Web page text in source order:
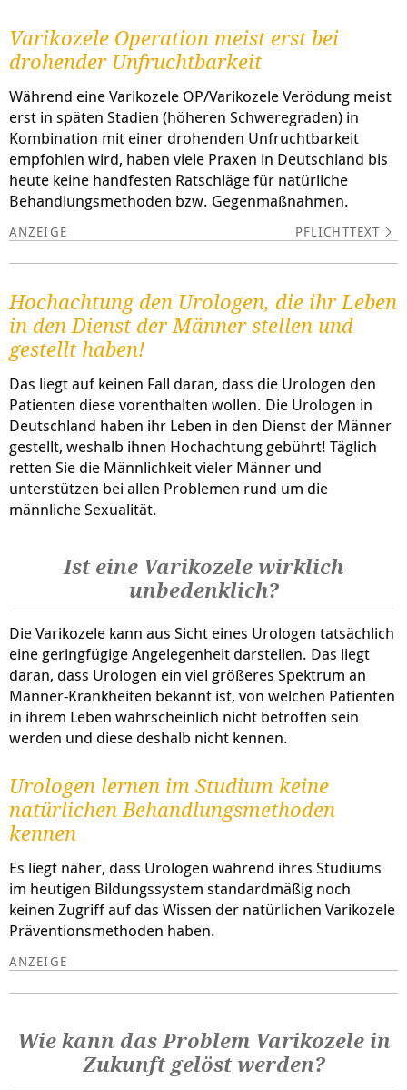
Varikozele Operation meist erst bei
drohender Unfruchtbarkeit
Während eine Varikozele OP/Varikozele Verödung meist
erst in späten Stadien (höheren Schweregraden) in
Kombination mit einer drohenden Unfruchtbarkeit
empfohlen wird, haben viele Praxen in Deutschland bis
heute keine handfesten Ratschläge für natürliche
Behandlungsmethoden bzw. Gegenmaßnahmen.
PFLICHTTEXT
Hochachtung den Urologen, die ihr Leben
in den Dienst der Männer stellen und
gestellt haben!
Das liegt auf keinen Fall daran, dass die Urologen den
Patienten diese vorenthalten wollen. Die Urologen in
Deutschland haben ihr Leben in den Dienst der Männer
gestellt, weshalb ihnen Hochachtung gebührt! Täglich
retten Sie die Männlichkeit vieler Männer und
unterstützen bei allen Problemen rund um die
männliche Sexualität.
Ist eine Varikozele wirklich
unbedenklich?
Die Varikozele kann aus Sicht eines Urologen tatsächlich
eine geringfügige Angelegenheit darstellen. Das liegt
daran, dass Urologen ein viel größeres Spektrum an
Männer-Krankheiten bekannt ist, von welchen Patienten
in ihrem Leben wahrscheinlich nicht betroffen sein
werden und diese deshalb nicht kennen.
Urologen lernen im Studium keine
natürlichen Behandlungsmethoden
kennen
Es liegt näher, dass Urologen während ihres Studiums
im heutigen Bildungssystem standardmäßig noch
keinen Zugriff auf das Wissen der natürlichen Varikozele
Präventionsmethoden haben.
Wie kann das Problem Varikozele in
Zukunft gelöst werden?